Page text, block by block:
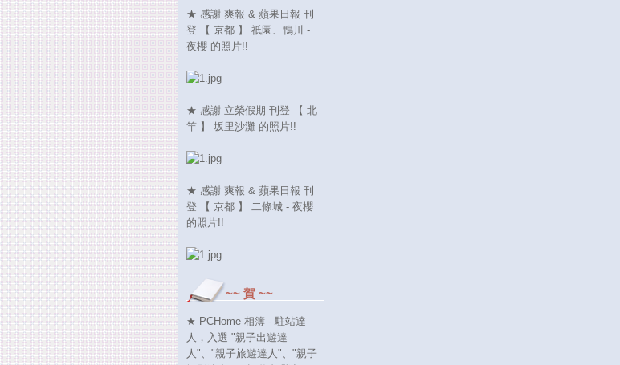
★ 感謝 爽報 & 蘋果日報 刊
登 【 京都 】 祇園、鴨川 -
夜櫻 的照片!!
★ 感謝 立榮假期 刊登 【 北
竿 】 坂里沙灘 的照片!!
★ 感謝 爽報 & 蘋果日報 刊
登 【 京都 】 二條城 - 夜櫻
的照片!!
~~ 賀 ~~
★ PCHome 相簿 - 駐站達
人，入選 "親子出遊達
人"、"親子旅遊達人"、"親子